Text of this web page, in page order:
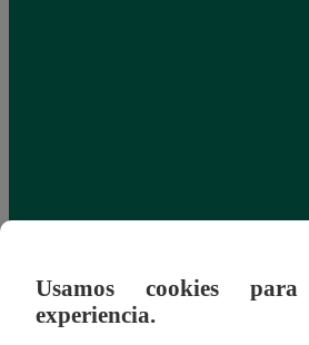
Usamos cookies
experiencia.